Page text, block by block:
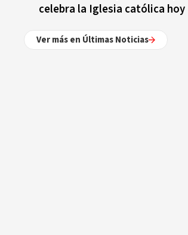
celebra la Iglesia católica hoy
Ver más en Últimas Noticias